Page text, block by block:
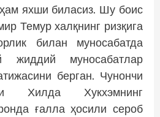
яхши биласиз. Шу боис
Темур халқнинг ризқига
билан муносабатда
жиддий муносабатлар
берган. Чунончи
Хилда Хукхэмнинг
ғалла ҳосили сероб